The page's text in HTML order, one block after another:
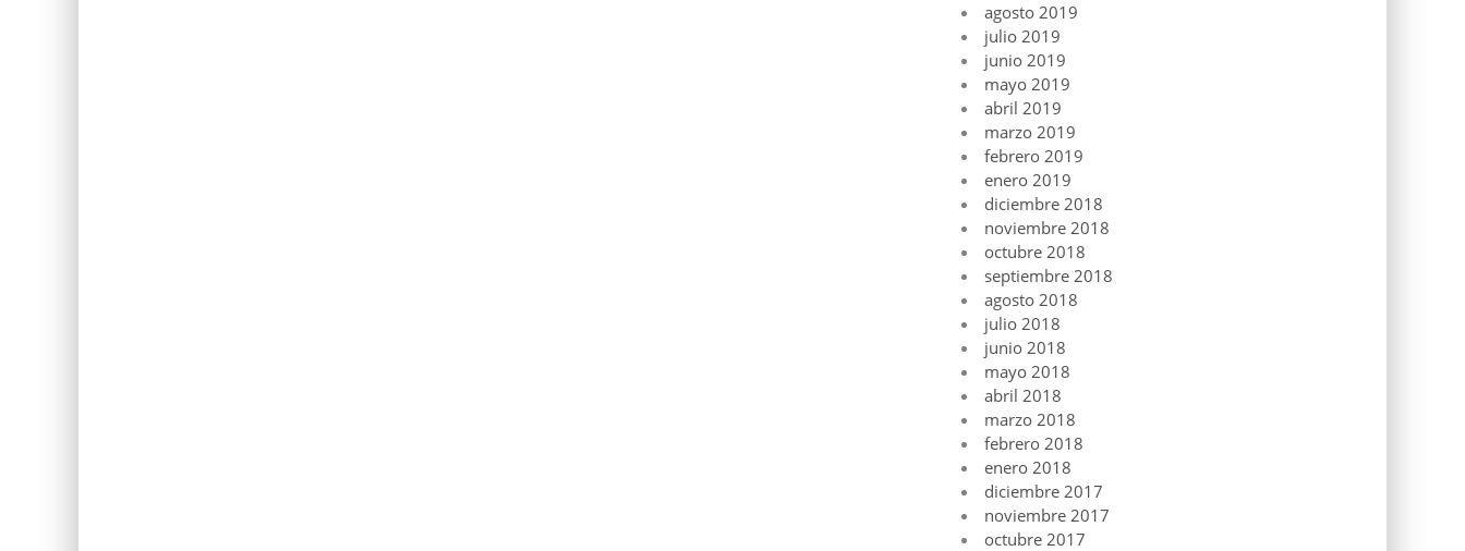
agosto 2019
julio 2019
junio 2019
mayo 2019
abril 2019
marzo 2019
febrero 2019
enero 2019
diciembre 2018
noviembre 2018
octubre 2018
septiembre 2018
agosto 2018
julio 2018
junio 2018
mayo 2018
abril 2018
marzo 2018
febrero 2018
enero 2018
diciembre 2017
noviembre 2017
octubre 2017